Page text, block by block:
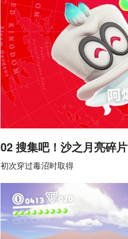
02 搜集吧！沙之月亮碎片
初次穿过毒沼时取得